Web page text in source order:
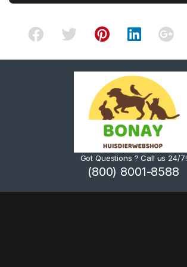
Got Questions ? Call us 24/7!
(800) 8001-8588